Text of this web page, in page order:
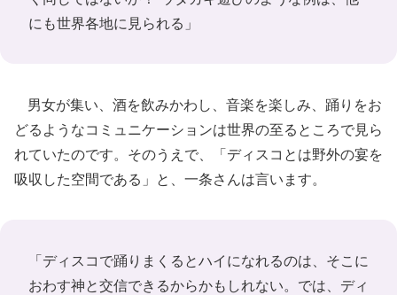
にも世界各地に見られる」
男女が集い、酒を飲みかわし、音楽を楽しみ、踊りをお
どるようなコミュニケーションは世界の至るところで見ら
れていたのです。そのうえで、「ディスコとは野外の宴を
吸収した空間である」と、一条さんは言います。
「ディスコで踊りまくるとハイになれるのは、そこに
おわす神と交信できるからかもしれない。では、ディ